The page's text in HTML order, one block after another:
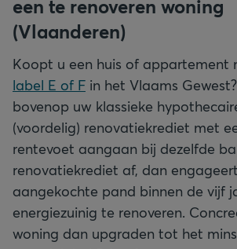
een te renoveren woning
(Vlaanderen)
Koopt u een huis of appartement
label E of F in het Vlaams
bovenop uw klassieke
(voordelig) renovatiekrediet met
rentevoet aangaan bij dezelfde
renovatiekrediet af, dan
aangekochte pand binnen de vijf
energiezuinig te renoveren.
woning dan upgraden tot het